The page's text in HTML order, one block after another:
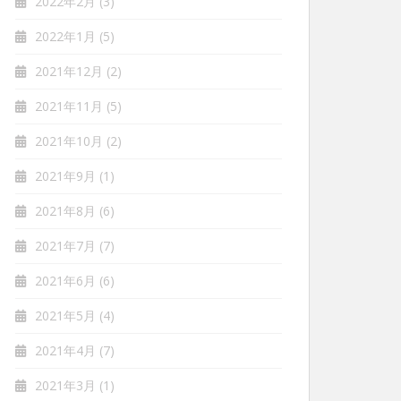
2022年1月 (5)
2021年12月 (2)
2021年11月 (5)
2021年10月 (2)
2021年9月 (1)
2021年8月 (6)
2021年7月 (7)
2021年6月 (6)
2021年5月 (4)
2021年4月 (7)
2021年3月 (1)